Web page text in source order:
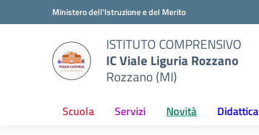
Vai ai contenuti
Vai al menu di navigazioneMinistero dell'Istruzione e del Merito
ISTITUTO COMPRENSIVO
IC Viale Liguria Rozzano
Rozzano (MI)
Scuola Servizi Novità Didattica